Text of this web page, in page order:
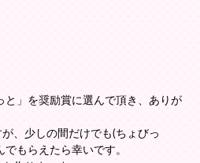
と」を奨励賞に選んで頂き、ありが
、少しの間だけでも(ちょびっ
もらえたら幸いです。